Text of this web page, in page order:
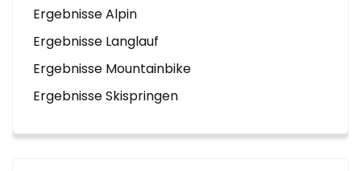
Ergebnisse Alpin
Ergebnisse Langlauf
Ergebnisse Mountainbike
Ergebnisse Skispringen